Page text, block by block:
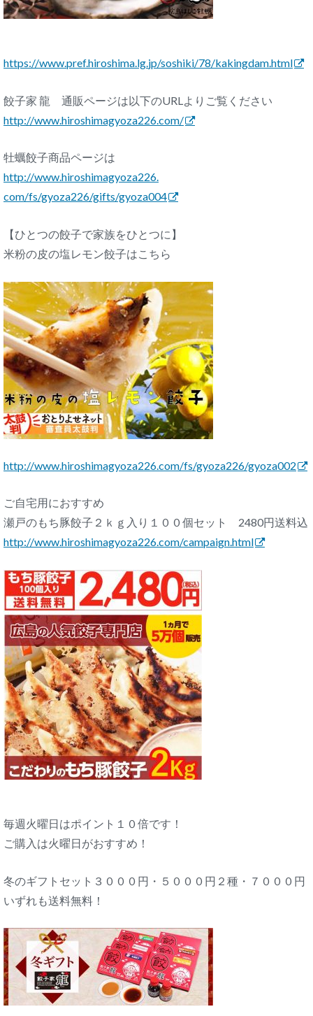
https://www.pref.hiroshima.lg.jp/soshiki/78/kakingdam.html
餃子家 龍 通販ページは以下のURLよりご覧ください
http://www.hiroshimagyoza226.com/
牡蠣餃子商品ページは
http://www.hiroshimagyoza226.
com/fs/gyoza226/gifts/gyoza004
【ひとつの餃子で家族をひとつに】
米粉の皮の塩レモン餃子はこちら
http://www.hiroshimagyoza226.com/fs/gyoza226/gyoza002
ご自宅用におすすめ
瀬戸のもち豚餃子２ｋｇ入り１００個セット 2480円送料込
http://www.hiroshimagyoza226.com/campaign.html
毎週火曜日はポイント１０倍です！
ご購入は火曜日がおすすめ！
冬のギフトセット３０００円・５０００円２種・７０００円
いずれも送料無料！